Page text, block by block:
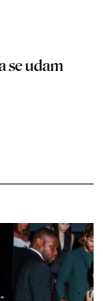
se udam